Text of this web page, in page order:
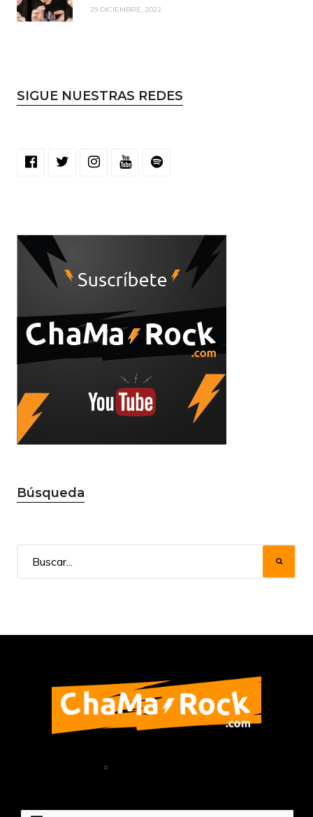
29 DICIEMBRE, 2022
SIGUE NUESTRAS REDES
Búsqueda